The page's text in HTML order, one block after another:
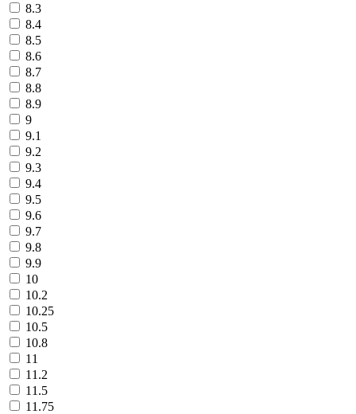
8.3
8.4
8.5
8.6
8.7
8.8
8.9
9
9.1
9.2
9.3
9.4
9.5
9.6
9.7
9.8
9.9
10
10.2
10.25
10.5
10.8
11
11.2
11.5
11.75